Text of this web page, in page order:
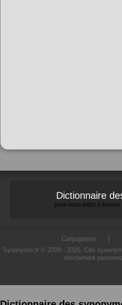
Dictionnaire
pour vous aider à
Conjugaison
Synonymo.fr © 2009 - 2026. Ces
strictement